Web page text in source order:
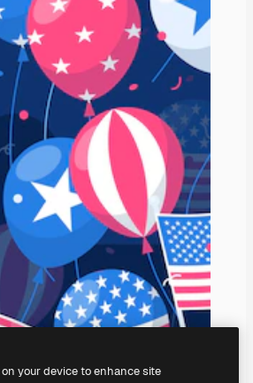
your device to enhance site